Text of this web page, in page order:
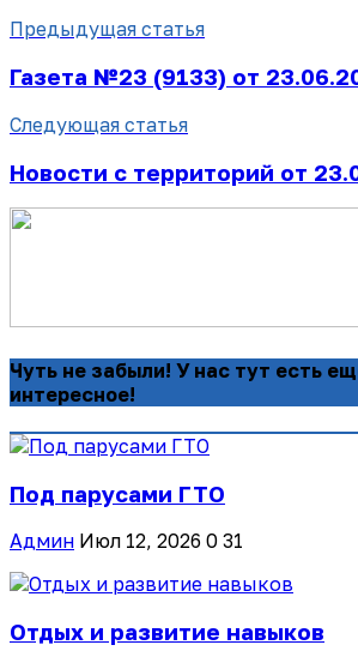
Предыдущая статья
Газета №23 (9133) от
Следующая статья
Новости с территорий от
Чуть не забыли! У нас тут есть
интересное!
Под парусами ГТО
Админ Июл 12, 2026 0 31
Отдых и развитие навыков